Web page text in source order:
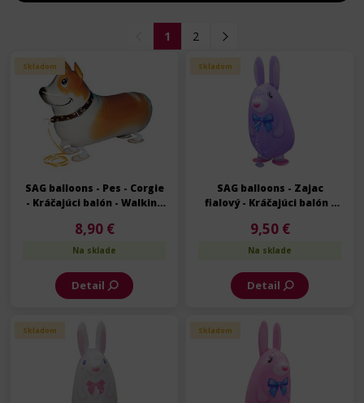
1 2
Skladom
SAG balloons - Pes - Corgie
- Kráčajúci balón - Walking
8,90 €
Na sklade
Detail
Skladom
SAG balloons - Zajac
fialový - Kráčajúci balón -
9,50 €
Na sklade
Detail
Skladom Skladom